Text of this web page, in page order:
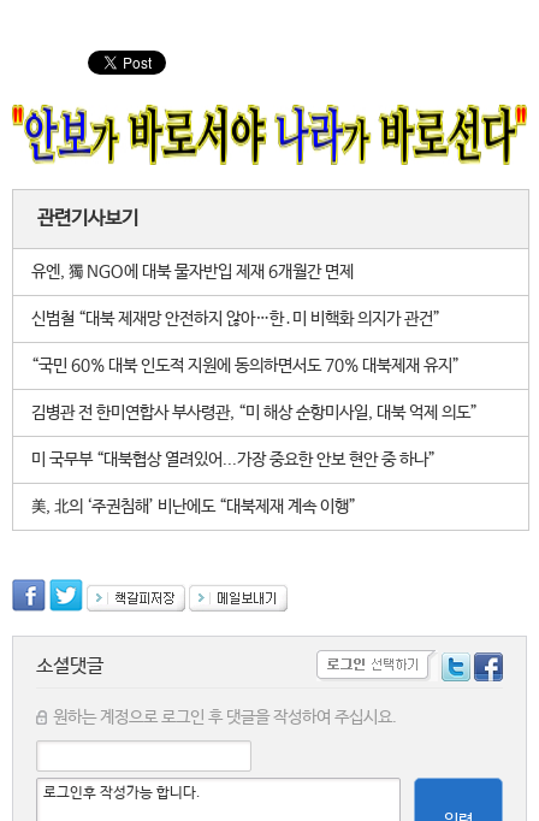
관련기사보기
유엔, 獨 NGO에 대북 물자반입 제재 6개월간 면제
신범철 “대북 제재망 안전하지 않아…한․미 비핵화 의지가 관건”
“국민 60% 대북 인도적 지원에 동의하면서도 70% 대북제재 유지”
김병관 전 한미연합사 부사령관, “미 해상 순항미사일, 대북 억제 의도”
미 국무부 “대북협상 열려있어...가장 중요한 안보 현안 중 하나”
美, 北의 ‘주권침해’ 비난에도 “대북제재 계속 이행”
소셜댓글
원하는 계정으로 로그인 후 댓글을 작성하여 주십시요.